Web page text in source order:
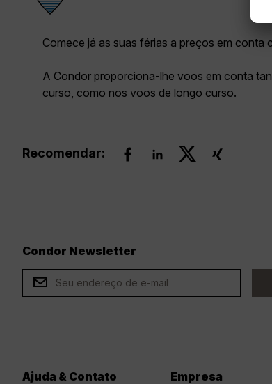
Comece já as suas férias a preços em conta
A Condor proporciona-lhe voos em conta
curso, como nos voos de longo curso.
Recomendar:
Condor Newsletter
Ajuda & Contato Empresa